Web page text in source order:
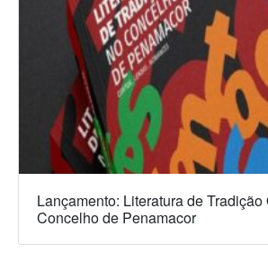
Lançamento: Literatura de Tradição
Concelho de Penamacor